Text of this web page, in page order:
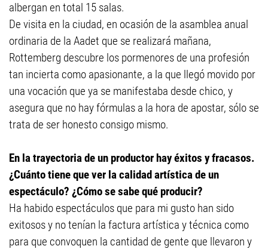
albergan en total 15 salas.
De visita en la ciudad, en ocasión de la asamblea anual
ordinaria de la Aadet que se realizará mañana,
Rottemberg descubre los pormenores de una profesión
tan incierta como apasionante, a la que llegó movido por
una vocación que ya se manifestaba desde chico, y
asegura que no hay fórmulas a la hora de apostar, sólo se
trata de ser honesto consigo mismo.
En la trayectoria de un productor hay éxitos y fracasos.
¿Cuánto tiene que ver la calidad artística de un
espectáculo? ¿Cómo se sabe qué producir?
Ha habido espectáculos que para mi gusto han sido
exitosos y no tenían la factura artística y técnica como
para que convoquen la cantidad de gente que llevaron y